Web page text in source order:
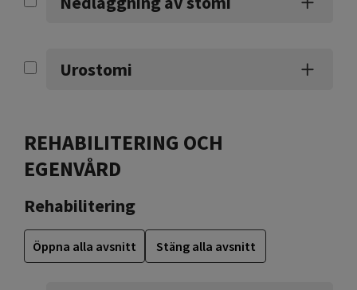
Urostomi
REHABILITERING OCH
EGENVÅRD
Rehabilitering
Öppna alla avsnitt Stäng alla avsnitt